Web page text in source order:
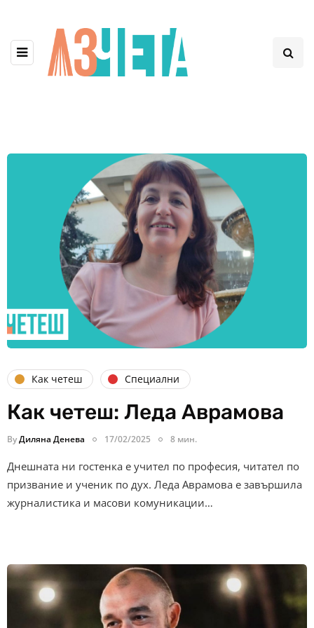
Как четеш Специални
Как четеш: Леда Аврамова
ByДиляна Денева 17/02/2025 8 мин.
Днешната ни гостенка е учител по професия, читател по
призвание и ученик по дух. Леда Аврамова е завършила
журналистика и масови комуникации…